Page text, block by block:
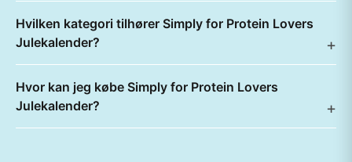
Hvilken kategori tilhører Simply for Protein Lovers
Julekalender?
Hvor kan jeg købe Simply for Protein Lovers
Julekalender?